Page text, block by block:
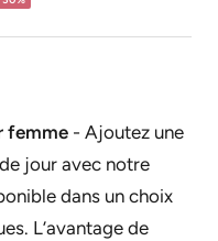
femme - Ajoutez une
jour avec notre
dans un choix
L’avantage de